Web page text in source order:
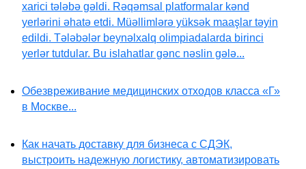
xarici tələbə gəldi. Rəqəmsal platformalar kənd
yerlərini əhatə etdi. Müəllimlərə yüksək maaşlar təyin
edildi. Tələbələr beynəlxalq olimpiadalarda birinci
yerlər tutdular. Bu islahatlar gənc nəslin gələ...
Обезвреживание медицинских отходов класса «Г»
в Москве...
Как начать доставку для бизнеса с СДЭК,
выстроить надежную логистику, автоматизировать